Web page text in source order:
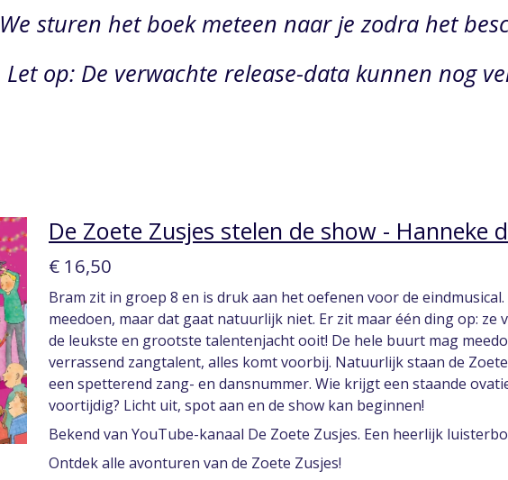
We sturen het boek meteen naar je zodra het
Let op: De verwachte release-data kunnen nog
De Zoete Zusjes stelen de show - Hanneke
€ 16,50
Bram zit in groep 8 en is druk aan het oefenen voor de
meedoen, maar dat gaat natuurlijk niet. Er zit maar één ding op: ze
de leukste en grootste talentenjacht ooit! De hele buurt mag
verrassend zangtalent, alles komt voorbij. Natuurlijk staan de
een spetterend zang- en dansnummer. Wie krijgt een staande
voortijdig? Licht uit, spot aan en de show kan beginnen!
Bekend van YouTube-kanaal De Zoete Zusjes. Een heerlijk
Ontdek alle avonturen van de Zoete Zusjes!